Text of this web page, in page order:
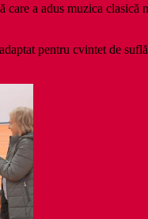
care a adus muzica clasică
pentru cvintet de